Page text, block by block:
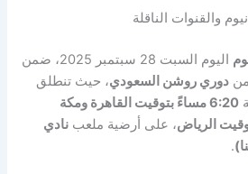
والقنوات الناقلة
اليوم السبت 28 سبتمبر 2025، ضمن
مندوري روشن السعودي، حيث تنطلق
6:20 مساءً بتوقيت القاهرة ومكة
، على أرضية ملعبنادي
.